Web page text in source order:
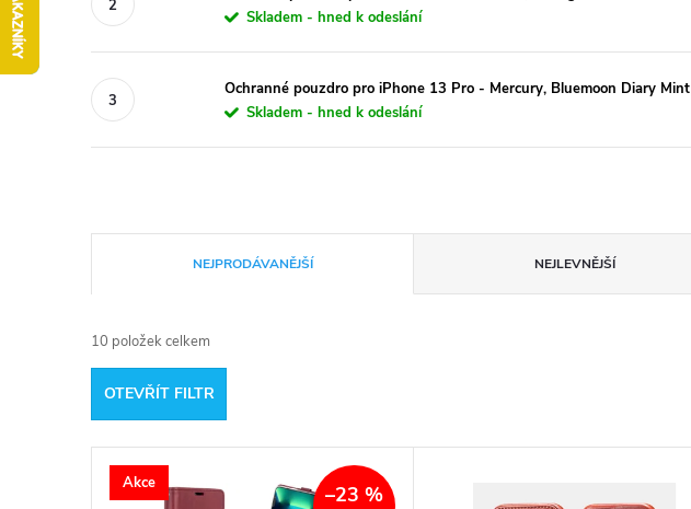
Skladem - hned k odeslání
Ochranné pouzdro pro iPhone 13 Pro - Mercury, Bluemoon Diary Mint
Skladem - hned k odeslání
a
z
e
n
NEJPRODÁVANĚJŠÍ NEJLEVNĚJŠÍ
10 položek celkem
OTEVŘÍT FILTR
VAkce –23 %